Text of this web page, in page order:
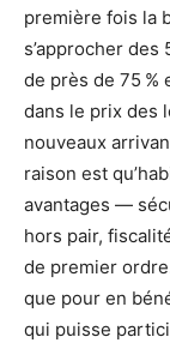
première fois la
s’approcher
de près de 75 %
dans le prix des
nouveaux
raison est
avantages —
hors pair,
de premier
que pour en
qui puisse